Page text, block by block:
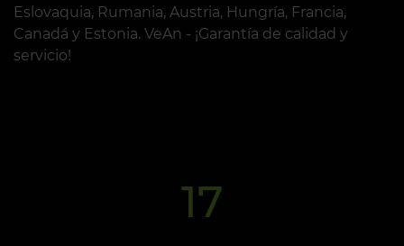
Eslovaquia, Rumania, Austria, Hungría, Francia,
Canadá y Estonia. VeAn - ¡Garantía de calidad y
servicio!
17